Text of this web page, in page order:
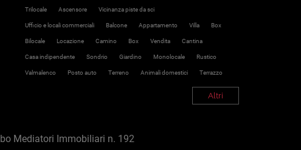
Trilocale Ascensore Vicinanza piste da sci
Ufficio e locali commerciali Balcone Appartamento Villa Box
Bilocale Locazione Camino Box Vendita Cantina
Casa indipendente Sondrio Giardino Monolocale Rustico
Valmalenco Posto auto Terreno Animali domestici Terrazzo
Altri
Mediatori Immobiliari n. 192